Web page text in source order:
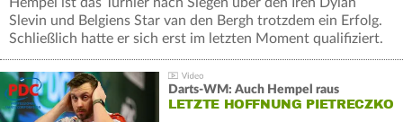
Slevin und Belgiens Star van den Bergh trotzdem ein Erfolg.
Schließlich hatte er sich erst im letzten Moment qualifiziert.
Darts-WM: Auch Hempel raus
LETZTE HOFFNUNG PIETRECZKO